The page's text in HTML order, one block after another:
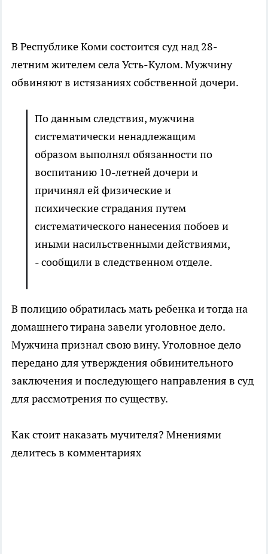
В Республике Коми состоится суд над 28-
летним жителем села Усть-Кулом. Мужчину
обвиняют в истязаниях собственной дочери.
По данным следствия, мужчина
систематически ненадлежащим
образом выполнял обязанности по
воспитанию 10-летней дочери и
причинял ей физические и
психические страдания путем
систематического нанесения побоев и
иными насильственными действиями,
- сообщили в следственном отделе.
В полицию обратилась мать ребенка и тогда на
домашнего тирана завели уголовное дело.
Мужчина признал свою вину. Уголовное дело
передано для утверждения обвинительного
заключения и последующего направления в суд
для рассмотрения по существу.
Как стоит наказать мучителя? Мнениями
делитесь в комментариях